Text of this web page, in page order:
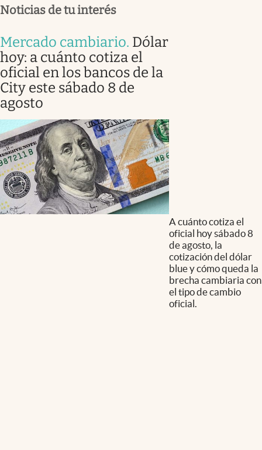
Noticias de tu interés
Mercado cambiario. Dólar
hoy: a cuánto cotiza el
oficial en los bancos de la
City este sábado 8 de
agosto
A cuánto cotiza el
oficial hoy sábado 8
de agosto, la
cotización del dólar
blue y cómo queda la
brecha cambiaria con
el tipo de cambio
oficial.